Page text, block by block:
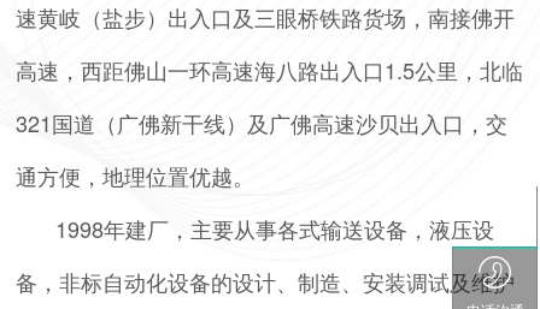
速黄岐（盐步）出入口及三眼桥铁路货场，南接佛开
高速，西距佛山一环高速海八路出入口1.5公里，北临
321国道（广佛新干线）及广佛高速沙贝出入口，交
通方便，地理位置优越。
1998年建厂，主要从事各式输送设备，液压设
备，非标自动化设备的设计、制造、安装调试及维护